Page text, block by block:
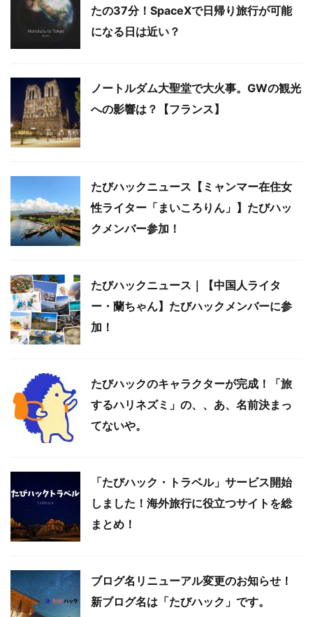
たの37分！SpaceXで日帰り旅行が可能
になる日は近い？
ノートルダム大聖堂で大火事。GWの観光
への影響は？【フランス】
たびハックニュース【ミャンマー在住女
性ライター「まいころりん」】たびハッ
クメンバー参加！
たびハックニュース｜【中国人ライタ
ー・蘭ちゃん】たびハックメンバーに参
加！
たびハックのキャラクターが完成！「旅
するハリネズミ」の、、あ、名前決まっ
てないや。
「たびハック・トラベル」サービス開始
しました！海外旅行に役立つサイトを総
まとめ！
ブログ名リニューアル変更のお知らせ！
新ブログ名は「たびハック」です。